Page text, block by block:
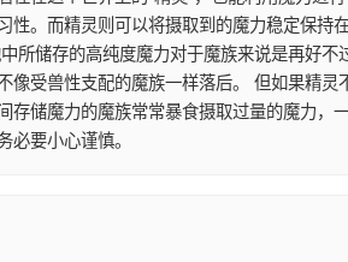
性。而精灵则可以将摄取到的魔力稳定保
所储存的高纯度魔力对于魔族来说是再好
像受兽性支配的魔族一样落后。 但如果精
存储魔力的魔族常常暴食摄取过量的魔力
必要小心谨慎。